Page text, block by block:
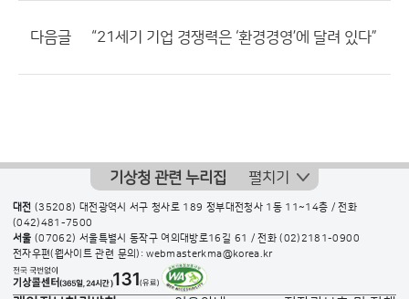
다음글 “21세기 기업 경쟁력은 ‘환경경영’에 달려 있다”
기상청 관련 누리집 펼치기
대전 (35208) 대전광역시 서구 청사로 189 정부대전청사 1동 11~14층 / 전화
(042)481-7500
서울 (07062) 서울특별시 동작구 여의대방로16길 61 / 전화(02)2181-0900
전자우편(웹사이트 관련 문의): webmasterkma@korea.kr